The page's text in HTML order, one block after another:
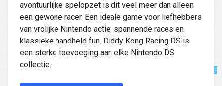
avontuurlijke spelopzet is dit veel meer dan alleen
een gewone racer. Een ideale game voor liefhebbers
van vrolijke Nintendo actie, spannende races en
klassieke handheld fun. Diddy Kong Racing DS is
een sterke toevoeging aan elke Nintendo DS
collectie.